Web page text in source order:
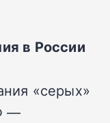
в России
«серых»
—